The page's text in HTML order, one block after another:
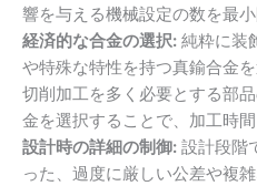
響を与える機械設定の数を最小
経済的な合金の選択: 純粋に装
や特殊な特性を持つ真鍮合金
切削加工を多く必要とする部
金を選択することで、加工時
設計時の詳細の制御: 設計段階
った、過度に厳しい公差や複